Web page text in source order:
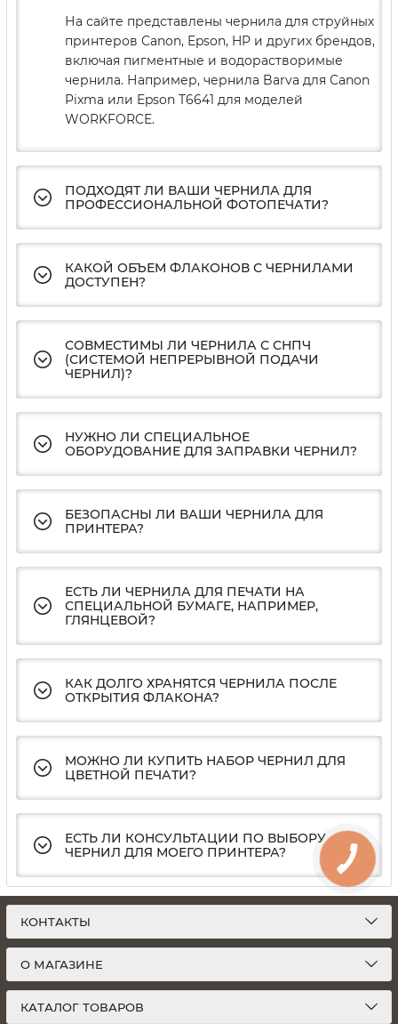
На сайте представлены чернила для струйных
принтеров Canon, Epson, HP и других брендов,
включая пигментные и водорастворимые
чернила. Например, чернила Barva для Canon
Pixma или Epson T6641 для моделей
WORKFORCE.
ПОДХОДЯТ ЛИ ВАШИ ЧЕРНИЛА ДЛЯ
ПРОФЕССИОНАЛЬНОЙ ФОТОПЕЧАТИ?
КАКОЙ ОБЪЕМ ФЛАКОНОВ С ЧЕРНИЛАМИ
ДОСТУПЕН?
СОВМЕСТИМЫ ЛИ ЧЕРНИЛА С СНПЧ
(СИСТЕМОЙ НЕПРЕРЫВНОЙ ПОДАЧИ
ЧЕРНИЛ)?
НУЖНО ЛИ СПЕЦИАЛЬНОЕ
ОБОРУДОВАНИЕ ДЛЯ ЗАПРАВКИ ЧЕРНИЛ?
БЕЗОПАСНЫ ЛИ ВАШИ ЧЕРНИЛА ДЛЯ
ПРИНТЕРА?
ЕСТЬ ЛИ ЧЕРНИЛА ДЛЯ ПЕЧАТИ НА
СПЕЦИАЛЬНОЙ БУМАГЕ, НАПРИМЕР,
ГЛЯНЦЕВОЙ?
КАК ДОЛГО ХРАНЯТСЯ ЧЕРНИЛА ПОСЛЕ
ОТКРЫТИЯ ФЛАКОНА?
МОЖНО ЛИ КУПИТЬ НАБОР ЧЕРНИЛ ДЛЯ
ЦВЕТНОЙ ПЕЧАТИ?
ЕСТЬ ЛИ КОНСУЛЬТАЦИИ ПО ВЫБОРУ
ЧЕРНИЛ ДЛЯ МОЕГО ПРИНТЕРА?
КОНТАКТЫ
О МАГАЗИНЕ
КАТАЛОГ ТОВАРОВ